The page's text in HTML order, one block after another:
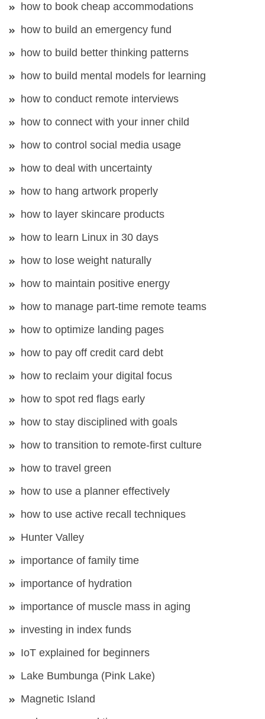
how to book cheap accommodations
how to build an emergency fund
how to build better thinking patterns
how to build mental models for learning
how to conduct remote interviews
how to connect with your inner child
how to control social media usage
how to deal with uncertainty
how to hang artwork properly
how to layer skincare products
how to learn Linux in 30 days
how to lose weight naturally
how to maintain positive energy
how to manage part-time remote teams
how to optimize landing pages
how to pay off credit card debt
how to reclaim your digital focus
how to spot red flags early
how to stay disciplined with goals
how to transition to remote-first culture
how to travel green
how to use a planner effectively
how to use active recall techniques
Hunter Valley
importance of family time
importance of hydration
importance of muscle mass in aging
investing in index funds
IoT explained for beginners
Lake Bumbunga (Pink Lake)
Magnetic Island